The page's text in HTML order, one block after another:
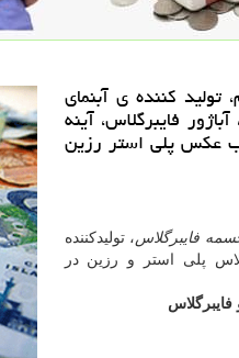
كننده ی آبنمای
فایبرگلاس، آینه
عكس پلی استر رزین
فایبرگلاس، تولیدکننده
پلی استر و رزین در